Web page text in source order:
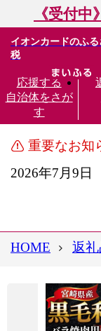
《受付
イオンカードのふ
税
応援する
自治体をさが
す
重要なお知
2026年7月9日
HOME 返